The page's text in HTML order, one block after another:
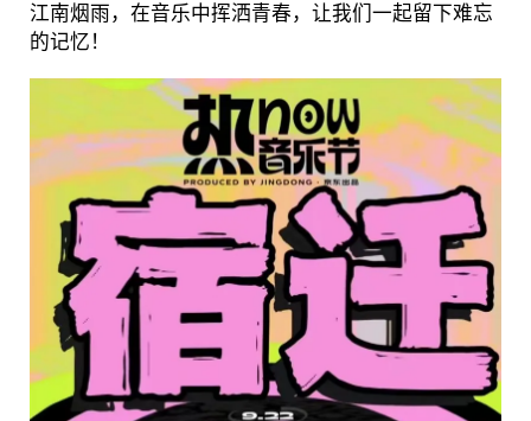
江南烟雨，在音乐中挥洒青春，让我们一起留下难忘
的记忆！